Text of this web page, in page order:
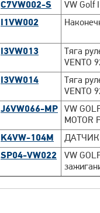
C7VW002-S
VW Golf
I1VW002
I3VW013
Тяга
VENTO
I3VW014
Тяга
VENTO
J6VW066-MP
VW
MOTOR
K4VW-104M
ДАТЧИК
SP04-VW022
VW